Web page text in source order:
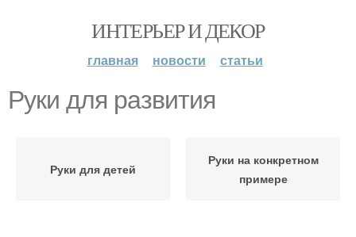
ИНТЕРЬЕР И ДЕКОР
главная новости статьи
Руки для развития
Руки для детей
Руки на конкретном
примере